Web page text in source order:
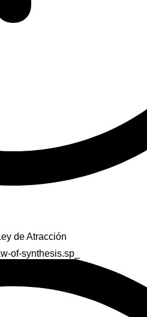
de Atracción